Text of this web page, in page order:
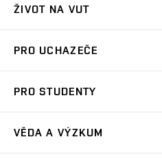
ŽIVOT NA VUT
Koleje
Sport na VUT
PRO UCHAZEČE
Dny otevřených dveří
PRO STUDENTY
VĚDA A VÝZKUM